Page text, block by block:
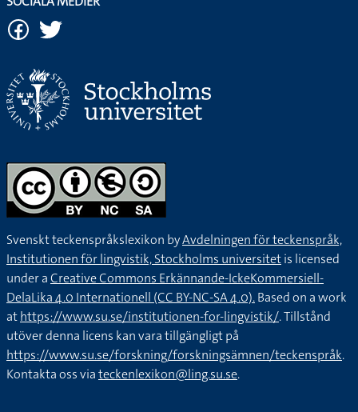
Svenskt teckenspråkslexikon byAvdelningen för teckenspråk,
Institutionen för lingvistik, Stockholms universitetis licensed
under aCreative Commons Erkännande-IckeKommersiell-
DelaLika 4.0 Internationell (CC BY-NC-SA 4.0).Based on a work
athttps://www.su.se/institutionen-for-lingvistik/. Tillstånd
utöver denna licens kan vara tillgängligt på
https://www.su.se/forskning/forskningsämnen/teckenspråk.
Kontakta oss viateckenlexikon@ling.su.se.